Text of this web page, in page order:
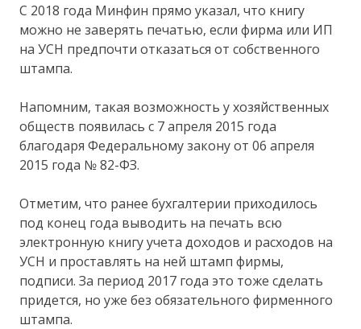
С 2018 года Минфин прямо указал, что книгу
можно не заверять печатью, если фирма или ИП
на УСН предпочти отказаться от собственного
штампа.
Напомним, такая возможность у хозяйственных
обществ появилась с 7 апреля 2015 года
благодаря Федеральному закону от 06 апреля
2015 года № 82-ФЗ.
Отметим, что ранее бухгалтерии приходилось
под конец года выводить на печать всю
электронную книгу учета доходов и расходов на
УСН и проставлять на ней штамп фирмы,
подписи. За период 2017 года это тоже сделать
придется, но уже без обязательного фирменного
штампа.